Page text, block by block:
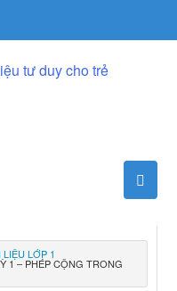
LIỆU LỚP 1
1 – PHÉP CỘNG TRONG